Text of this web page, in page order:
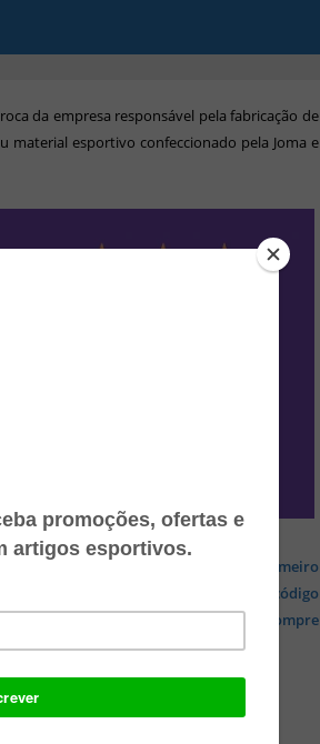
da empresa responsável pela fabricação de
material esportivo confeccionado pela Joma e
Pago e ganhe R$ 10 no seu primeiro
suas contas de consumo, Pagar com código
economias, faça transferências, compre